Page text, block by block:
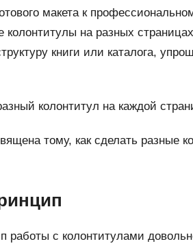
макета к
колонтитулы на разных
книги или каталога,
тому, как сделать разные
работы с колонтитулами